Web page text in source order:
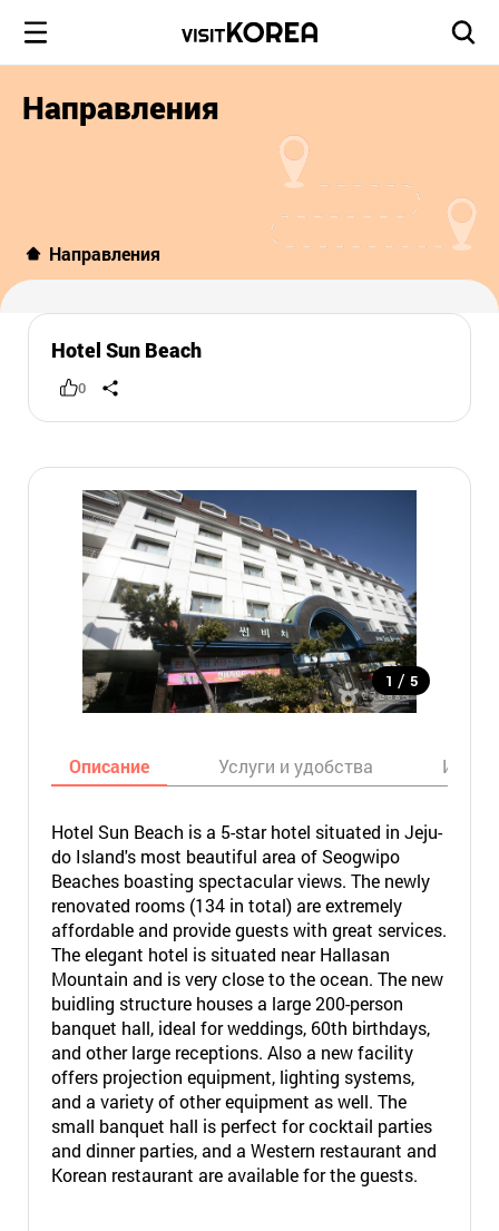
Направления
Направления
Hotel Sun Beach
0
1 / 5
Описание Услуги и удобства
Hotel Sun Beach is a 5-star hotel situated in Jeju-
do Island's most beautiful area of Seogwipo
Beaches boasting spectacular views. The newly
renovated rooms (134 in total) are extremely
affordable and provide guests with great services.
The elegant hotel is situated near Hallasan
Mountain and is very close to the ocean. The new
buidling structure houses a large 200-person
banquet hall, ideal for weddings, 60th birthdays,
and other large receptions. Also a new facility
offers projection equipment, lighting systems,
and a variety of other equipment as well. The
small banquet hall is perfect for cocktail parties
and dinner parties, and a Western restaurant and
Korean restaurant are available for the guests.